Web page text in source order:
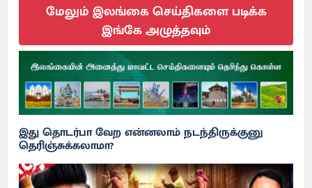
மேலும் இலங்கை செய்திகளை படிக்க
இங்கே அழுத்தவும்
இது தொடர்பா வேற என்னலாம் நடந்திருக்குனு
தெரிஞ்சுக்கலாமா?